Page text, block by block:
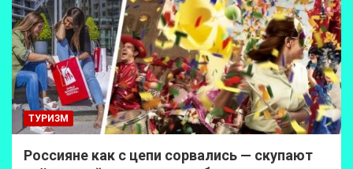
ТУРИЗМ
Россияне как с цепи сорвались — скупают